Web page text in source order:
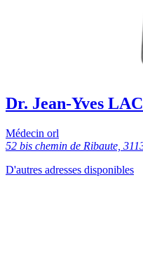
Dr. Jean-Yves
Médecin orl
52 bis chemin de Ribaute,
D'autres adresses disponibles